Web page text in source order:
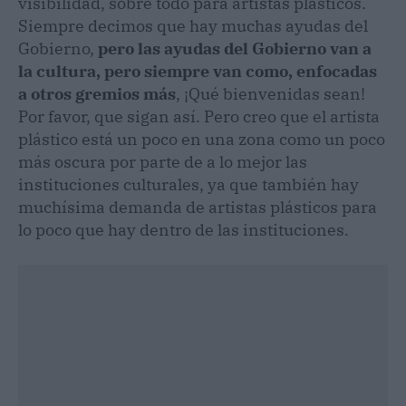
Siempre decimos que hay muchas ayudas del
Gobierno, pero las ayudas del Gobierno van a
la cultura, pero siempre van como, enfocadas
a otros gremios más, ¡Qué bienvenidas sean!
Por favor, que sigan así. Pero creo que el artista
plástico está un poco en una zona como un poco
más oscura por parte de a lo mejor las
instituciones culturales, ya que también hay
muchísima demanda de artistas plásticos para
lo poco que hay dentro de las instituciones.